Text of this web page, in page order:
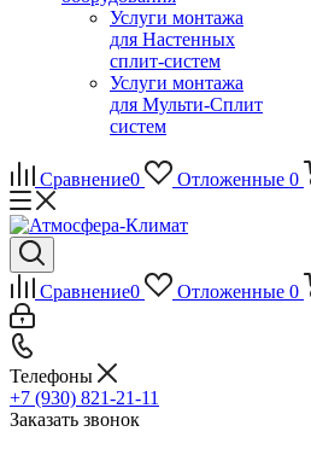
Услуги монтажа
для Настенных
сплит-систем
Услуги монтажа
для Мульти-Сплит
систем
Сравнение0 Отложенные 0
Сравнение0 Отложенные 0
Телефоны
+7 (930) 821-21-11
Заказать звонок